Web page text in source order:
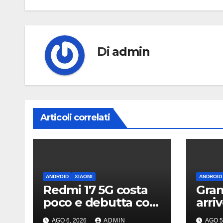
Di admin
Articoli correlati
ANDROID XIAOMI
Redmi 17 5G costa
poco e debutta con
display da quasi 7
AGO 6, 2026 ADMIN
ANDROID
AGO